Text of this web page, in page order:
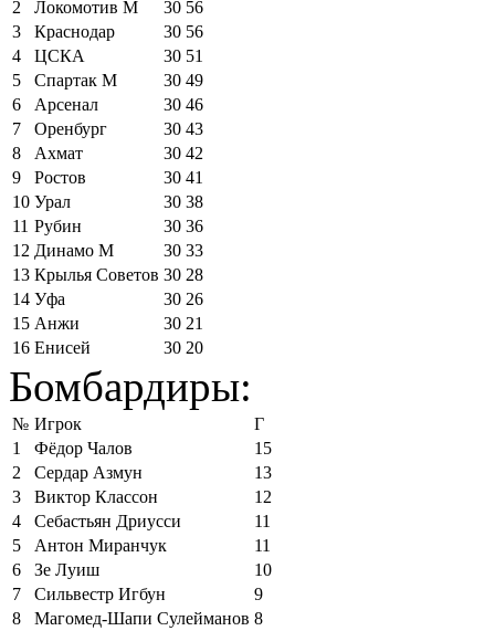
2
Локомотив М 30 56
3
Краснодар 30 56
4
ЦСКА 30 51
5
Спартак М 30 49
6
Арсенал 30 46
7
Оренбург 30 43
8
Ахмат 30 42
9
Ростов 30 41
10 Урал 30 38
11 Рубин 30 36
12 Динамо М 30 33
13 Крылья Советов 30 28
14 Уфа 30 26
15 Анжи 30 21
16 Енисей 30 20
Бомбардиры:
№ Игрок
Г
1
Фёдор Чалов
15
2
Сердар Азмун
13
3
Виктор Классон
12
4
Себастьян Дриусси
11
5
Антон Миранчук
11
6
Зе Луиш
10
7
Сильвестр Игбун
9
8
Магомед-Шапи Сулейманов 8